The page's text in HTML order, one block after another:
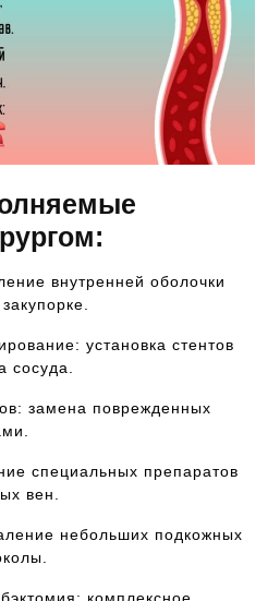
внутренней оболочки
установка стентов
сосуда.
замена поврежденных
специальных препаратов
вен.
небольших подкожных
комплексное